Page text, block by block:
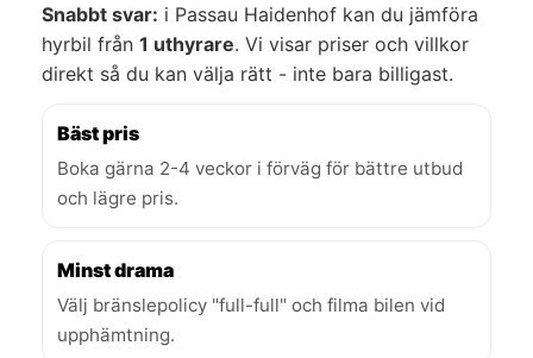
Snabbt svar: i Passau Haidenhof kan du jämföra
hyrbil från 1 uthyrare. Vi visar priser och villkor
direkt så du kan välja rätt - inte bara billigast.
Bäst pris
Boka gärna 2-4 veckor i förväg för bättre utbud
och lägre pris.
Minst drama
Välj bränslepolicy "full-full" och filma bilen vid
upphämtning.